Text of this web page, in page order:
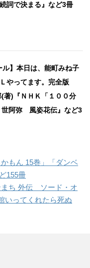
詞で決まる』など3冊
ル】本日は、能町みね子
やってます。完全版
(著)『ＮＨＫ「１００分
阿弥 風姿花伝』など3
もん 15巻」「ダンベ
155冊
まち 外伝 ソード・オ
いってくれたら死ぬ